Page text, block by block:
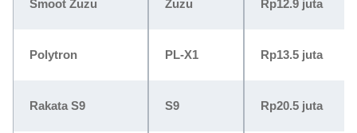
Smoot Zuzu Zuzu Rp12.9 juta
Polytron PL-X1 Rp13.5 juta
Rakata S9 S9 Rp20.5 juta